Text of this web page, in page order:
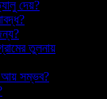
দেয়?
তুলনায়
আয় সম্ভব?